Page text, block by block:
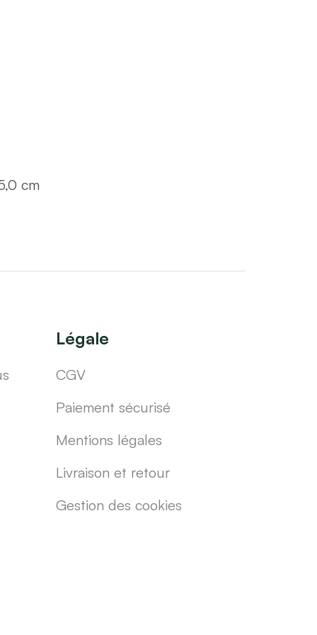
cm
Légale
CGV
Paiement sécurisé
Mentions légales
Livraison et retour
Gestion des cookies